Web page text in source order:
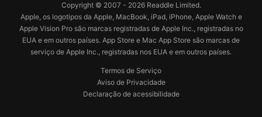
Organizar digitalizações
Français
Italiano
Copyright © 2007 - 2026 Readdle Limited.
Apple, os logotipos da Apple, MacBook, iPad, iPhone, Apple Watch e
Apple Vision Pro são marcas registradas de Apple Inc., registradas no
EUA e em outros países. App Store e Mac App Store são marcas de
serviço de Apple Inc., registradas nos EUA e em outros países.
Termos de Serviço
Aviso de Privacidade
Declaração de acessibilidade